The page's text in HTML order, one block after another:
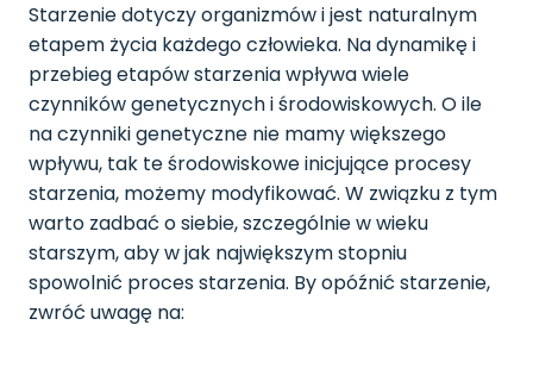
Starzenie dotyczy organizmów i jest naturalnym
etapem życia każdego człowieka. Na dynamikę i
przebieg etapów starzenia wpływa wiele
czynników genetycznych i środowiskowych. O ile
na czynniki genetyczne nie mamy większego
wpływu, tak te środowiskowe inicjujące procesy
starzenia, możemy modyfikować. W związku z tym
warto zadbać o siebie, szczególnie w wieku
starszym, aby w jak największym stopniu
spowolnić proces starzenia. By opóźnić starzenie,
zwróć uwagę na: